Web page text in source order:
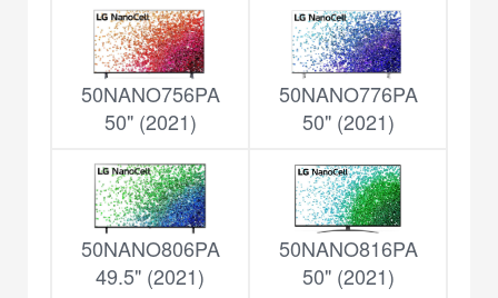
50NANO756PA
50" (2021)
50NANO776PA
50" (2021)
50NANO806PA
49.5" (2021)
50NANO816PA
50" (2021)